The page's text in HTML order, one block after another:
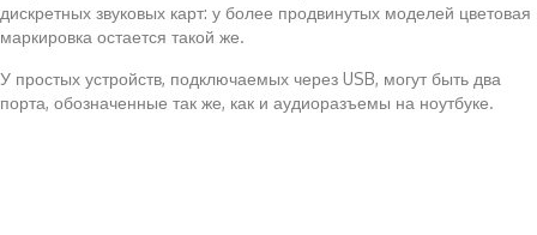
дискретных звуковых карт: у более продвинутых моделей цветовая
маркировка остается такой же.
У простых устройств, подключаемых через USB, могут быть два
порта, обозначенные так же, как и аудиоразъемы на ноутбуке.